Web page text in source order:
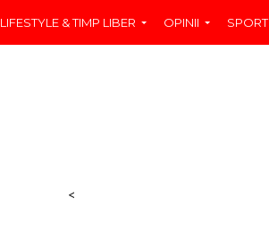
LIFESTYLE & TIMP LIBER OPINII SPORT
<